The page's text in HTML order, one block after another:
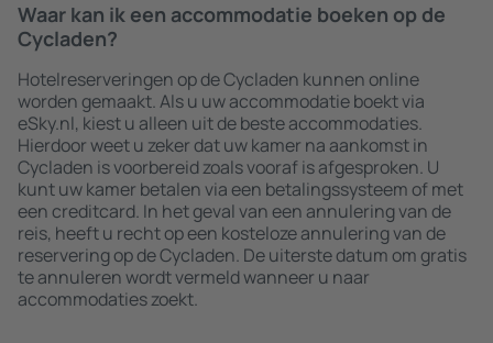
Waar kan ik een accommodatie boeken op de
Cycladen?
Hotelreserveringen op de Cycladen kunnen online
worden gemaakt. Als u uw accommodatie boekt via
eSky.nl, kiest u alleen uit de beste accommodaties.
Hierdoor weet u zeker dat uw kamer na aankomst in
Cycladen is voorbereid zoals vooraf is afgesproken. U
kunt uw kamer betalen via een betalingssysteem of met
een creditcard. In het geval van een annulering van de
reis, heeft u recht op een kosteloze annulering van de
reservering op de Cycladen. De uiterste datum om gratis
te annuleren wordt vermeld wanneer u naar
accommodaties zoekt.